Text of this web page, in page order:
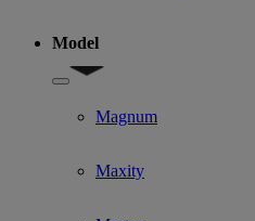
Model
Show submenu for Model
Magnum
Maxity